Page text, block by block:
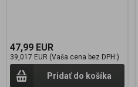
47,99 EUR
39,017 EUR (Vaša cena bez DPH:)
Pridať do košíka